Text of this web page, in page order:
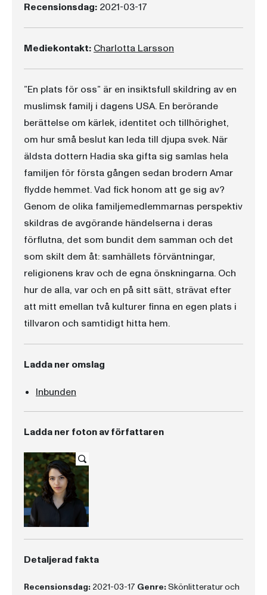
Recensionsdag: 2021-03-17
Mediekontakt: Charlotta Larsson
”En plats för oss” är en insiktsfull skildring av en
muslimsk familj i dagens USA. En berörande
berättelse om kärlek, identitet och tillhörighet,
om hur små beslut kan leda till djupa svek. När
äldsta dottern Hadia ska gifta sig samlas hela
familjen för första gången sedan brodern Amar
flydde hemmet. Vad fick honom att ge sig av?
Genom de olika familjemedlemmarnas perspektiv
skildras de avgörande händelserna i deras
förflutna, det som bundit dem samman och det
som skilt dem åt: samhällets förväntningar,
religionens krav och de egna önskningarna. Och
hur de alla, var och en på sitt sätt, strävat efter
att mitt emellan två kulturer finna en egen plats i
tillvaron och samtidigt hitta hem.
Ladda ner omslag
Inbunden
Ladda ner foton av författaren
Detaljerad fakta
Recensionsdag: 2021-03-17 Genre: Skönlitteratur och